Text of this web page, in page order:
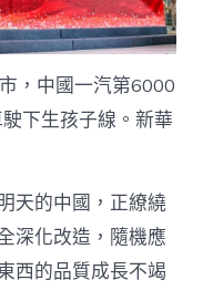
，中國一汽第6000
下生孩子線。新華
天的中國，正繚繞
深化改造，隨機應
西的品質成長不竭